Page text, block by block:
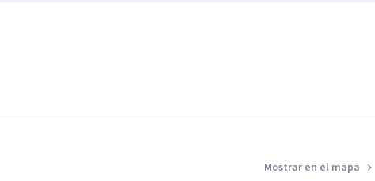
Mostrar en el mapa